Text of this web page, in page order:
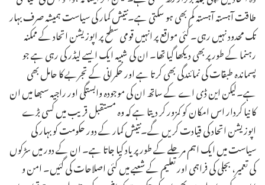
طاقت آہستہ آہستہ کم بھی ہو سکتی ہے۔نتیش کمار کی سیاست ہمیشہ صرف بہار
تک محدود نہیں رہی۔ کئی مواقع پر انہیں قومی سطح پر اپوزیشن اتحاد کے ممکنہ
رہنما کے طور پر بھی دیکھا گیا تھا۔ ان کی شبیہ ایک ایسے لیڈر کی رہی ہے جو
پسماندہ طبقات کی نمائندگی بھی کرتا ہے اور حکمرانی کے تجربے کا حامل بھی
ہے۔لیکن این ڈی اے کے ساتھ ان کی موجودہ وابستگی اور راجیہ سبھا میں ان
کا نیا کردار اس امکان کو کمزور کر دیتا ہے کہ وہ مستقبل قریب میں کسی بڑے
اپوزیشن اتحاد کی قیادت کریں گے۔نتیش کمار کے دور حکومت کو بہار کی
سیاست میں ایک اہم مرحلے کے طور پر یاد کیا جاتا ہے۔ ان کے دور میں سڑکوں
کی تعمیر، بجلی کی فراہمی اور تعلیم کے شعبے میں کئی اصلاحات کی گئیں۔ امن و